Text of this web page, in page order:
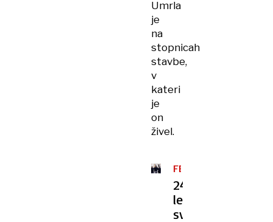
Umrla
je
na
stopnicah
stavbe,
v
kateri
je
on
živel.
FEMICID
NA
REKI
24-
letnik
svoje